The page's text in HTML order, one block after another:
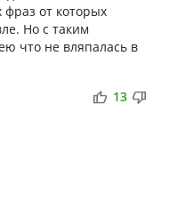
от которых
Но с таким
что не вляпалась в
thumb_up thumb_down
13